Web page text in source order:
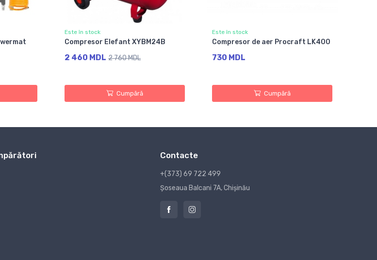
Este în stock
Compresor Elefant XYBM24B
2 460 MDL 2 760 MDL
Cumpără
Este în stock
Compresor de aer Procraft LK400
730 MDL
Cumpără
Contacte
+(373) 69 722 499
Șoseaua Balcani 7A, Chișinău